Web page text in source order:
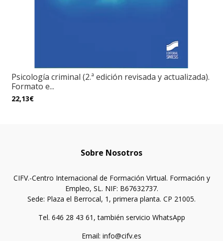
Psicología criminal (2.ª edición revisada y actualizada).
Formato e...
22,13€
Sobre Nosotros
CIFV.-Centro Internacional de Formación Virtual. Formación y
Empleo, SL. NIF: B67632737.
Sede: Plaza el Berrocal, 1, primera planta. CP 21005.
Tel. 646 28 43 61, también servicio WhatsApp
Email: info@cifv.es